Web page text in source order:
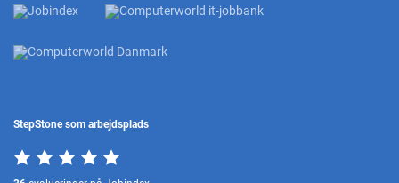
StepStone som arbejdsplads